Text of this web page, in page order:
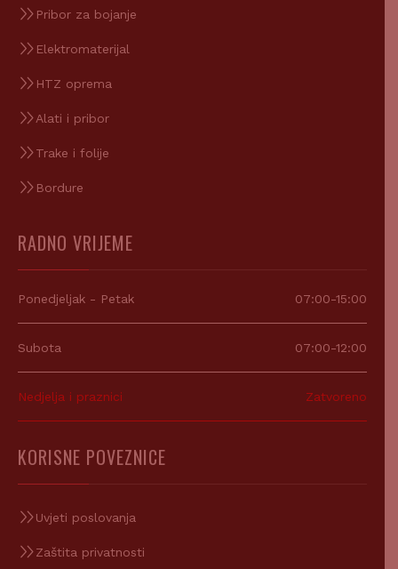
Pribor za bojanje
Elektromaterijal
HTZ oprema
Alati i pribor
Trake i folije
Bordure
RADNO VRIJEME
Ponedjeljak - Petak 07:00-15:00
Subota 07:00-12:00
Nedjelja i praznici Zatvoreno
KORISNE POVEZNICE
Uvjeti poslovanja
Zaštita privatnosti